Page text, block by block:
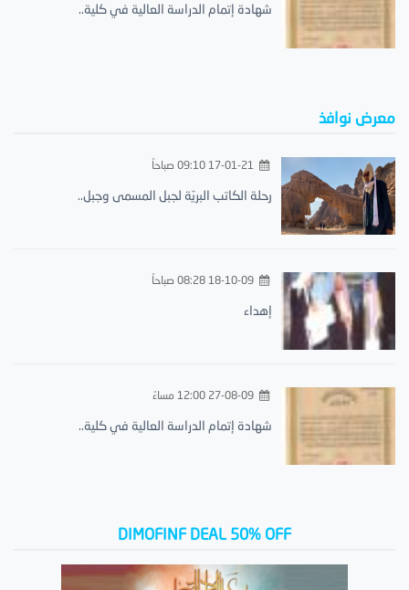
شهادة إتمام الدراسة العالية في كلية..
معرض نوافذ
17-01-21 09:10 صباحاً
رحلة الكاتب البريّة لجبل المسمى وجبل..
18-10-09 08:28 صباحاً
إهداء
27-08-09 12:00 مساءً
شهادة إتمام الدراسة العالية في كلية..
DIMOFINF DEAL 50% OFF